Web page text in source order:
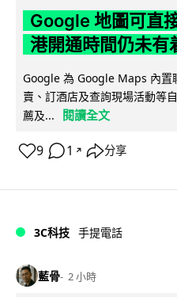
Google 地圖可直
港開通時間仍未有
Google 為 Google Maps 內置
賣、訂酒店及查詢現場活動等
薦及...
閱讀全文
9 1 ↗ 分享
3C科技 手提電話
藍骨 2 小時